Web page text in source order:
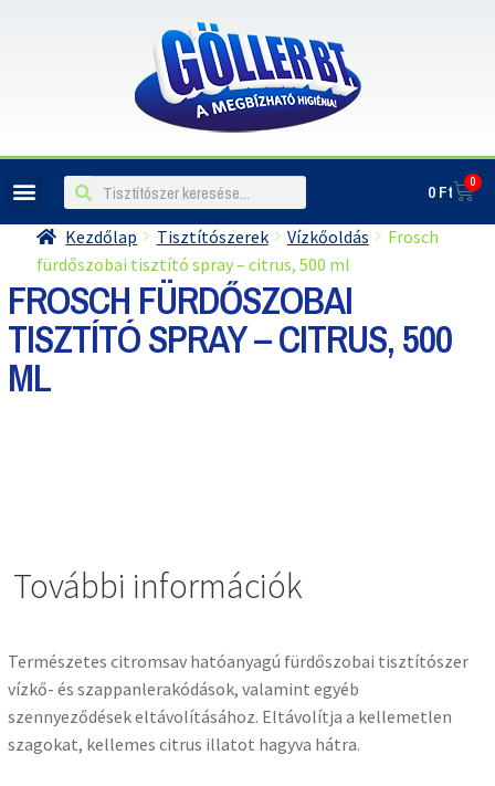
0Ft 0
Kezdőlap Tisztítószerek Vízkőoldás
Frosch
fürdőszobai tisztító spray – citrus, 500 ml
FROSCH FÜRDŐSZOBAI
TISZTÍTÓ SPRAY – CITRUS, 500
ML
További információk
Természetes citromsav hatóanyagú fürdőszobai tisztítószer
vízkő- és szappanlerakódások, valamint egyéb
szennyeződések eltávolításához. Eltávolítja a kellemetlen
szagokat, kellemes citrus illatot hagyva hátra.